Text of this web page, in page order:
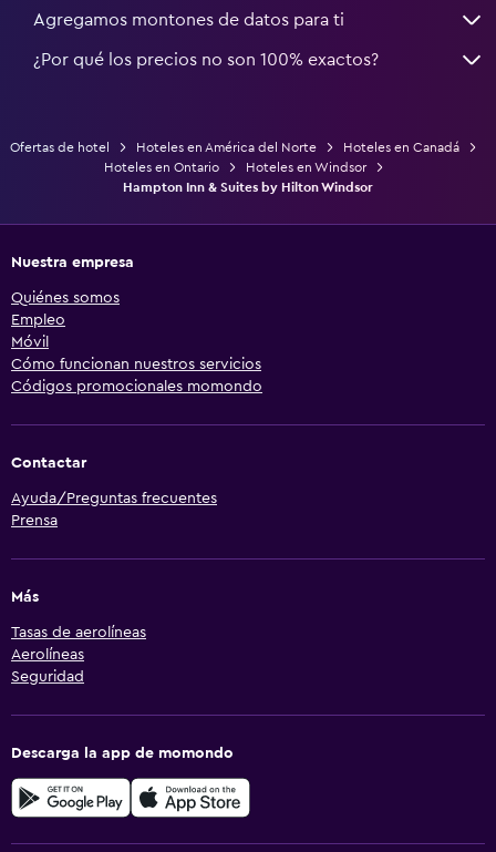
Agregamos montones de datos para ti
¿Por qué los precios no son 100% exactos?
Ofertas de hotel Hoteles en América del Norte
Hoteles en Canadá
Hoteles en Ontario
Hoteles en Windsor
Hampton Inn & Suites by Hilton Windsor
Nuestra empresa
Quiénes somos
Empleo
Móvil
Cómo funcionan nuestros servicios
Códigos promocionales momondo
Contactar
Ayuda/Preguntas frecuentes
Prensa
Más
Tasas de aerolíneas
Aerolíneas
Seguridad
Descarga la app de momondo